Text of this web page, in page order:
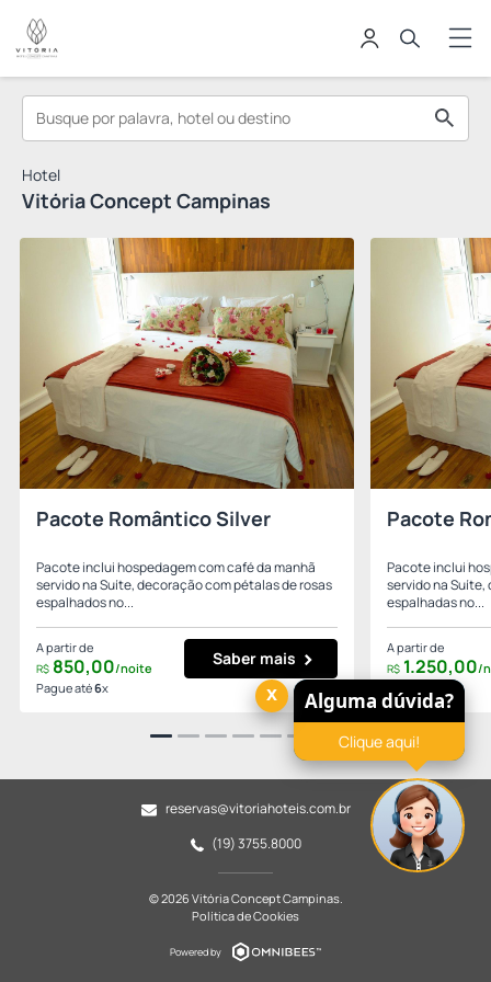
Hotel
Vitória Concept Campinas
Pacote Romântico Silver
Pacote inclui hospedagem com café da manhã
servido na Suíte, decoração com pétalas de rosas
espalhados no...
A partir de
R$ 850,00/noite
Pague até6x
Saber mais
Pacote
Pacote inclui
servido na
espalhadas no...
A partir de
R$ 1.250,00/
reservas@vitoriahoteis.com.br
(19) 3755.8000
© 2026 Vitória Concept Campinas.
Política de Cookies
Powered by
Alguma dúvida?
Clique aqui!
x